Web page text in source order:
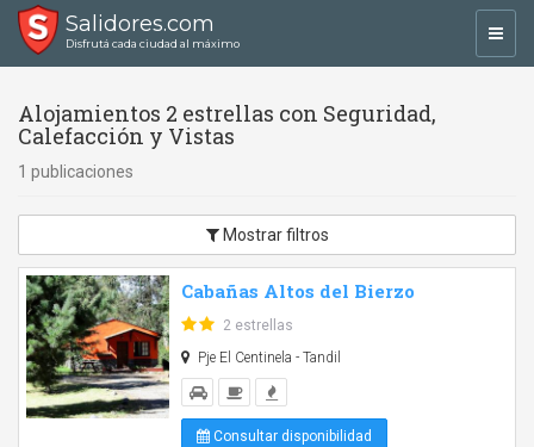
Salidores.com
Disfrutá cada ciudad al máximo
Alojamientos 2 estrellas con Seguridad,
Calefacción y Vistas
1 publicaciones
Mostrar filtros
Cabañas Altos del Bierzo
2 estrellas
Pje El Centinela - Tandil
Consultar disponibilidad